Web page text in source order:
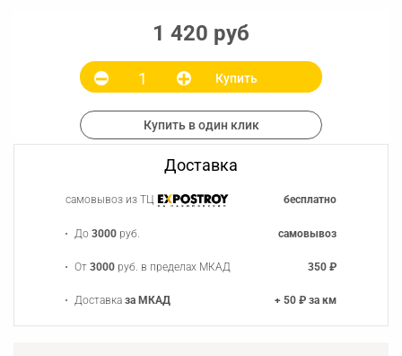
1 420 руб
Купить
Купить в один клик
Доставка
самовывоз из ТЦ бесплатно
До3000 руб. самовывоз
От3000 руб. в пределах МКАД 350 ₽
Доставказа МКАД + 50 ₽ за км